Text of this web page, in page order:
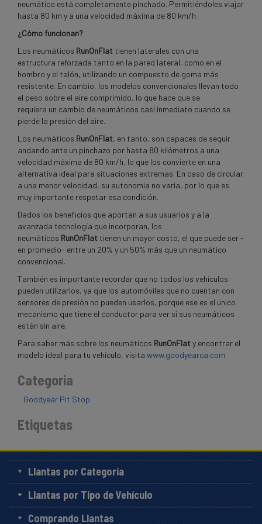
neumático está completamente pinchado. Permitiéndoles viajar
hasta 80 km y a una velocidad máxima de 80 km/h.
¿Cómo funcionan?
Los neumáticos RunOnFlat tienen laterales con una
estructura reforzada tanto en la pared lateral, como en el
hombro y el talón, utilizando un compuesto de goma más
resistente. En cambio, los modelos convencionales llevan todo
el peso sobre el aire comprimido, lo que hace que se
requiera un cambio de neumáticos casi inmediato cuando se
pierde la presión del aire.
Los neumáticos RunOnFlat, en tanto, son capaces de seguir
andando ante un pinchazo por hasta 80 kilómetros a una
velocidad máxima de 80 km/h, lo que los convierte en una
alternativa ideal para situaciones extremas. En caso de circular
a una menor velocidad, su autonomía no varía, por lo que es
muy importante respetar esa condición.
Dados los beneficios que aportan a sus usuarios y a la
avanzada tecnología que incorporan, los
neumáticos RunOnFlat tienen un mayor costo, el que puede ser -
en promedio- entre un 20% y un 50% más que un neumático
convencional.
También es importante recordar que no todos los vehículos
pueden utilizarlos, ya que los automóviles que no cuentan con
sensores de presión no pueden usarlos, porque ese es el único
mecanismo que tiene el conductor para ver si sus neumáticos
están sin aire.
Para saber más sobre los neumáticos RunOnFlat y encontrar el
modelo ideal para tu vehículo, visita www.goodyearca.com
Categoria
Goodyear Pit Stop
Etiquetas
Llantas por Categoría
Llantas por Tipo de Vehículo
Comprando Llantas